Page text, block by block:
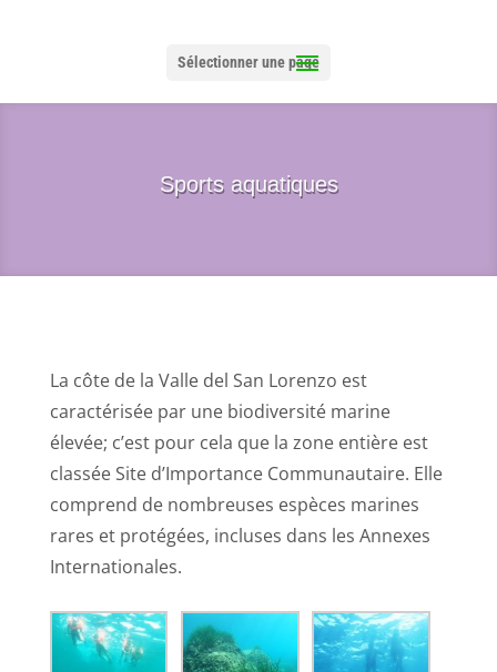
Sélectionner une page
Sports aquatiques
La côte de la Valle del San Lorenzo est
caractérisée par une biodiversité marine
élevée; c’est pour cela que la zone entière est
classée Site d’Importance Communautaire. Elle
comprend de nombreuses espèces marines
rares et protégées, incluses dans les Annexes
Internationales.